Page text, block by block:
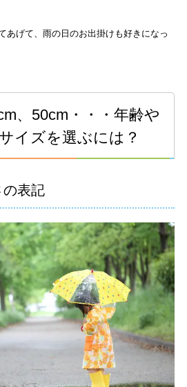
あげて、雨の日のお出掛けも好きになっ
、50cm・・・年齢や
イズを選ぶには？
の表記